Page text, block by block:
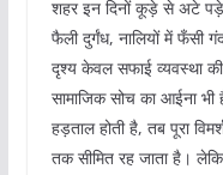
शहर इन दिनों कूड़े से अटे
फैली दुर्गंध, नालियों में
दृश्य केवल सफाई व्यवस्था की
सामाजिक सोच का आईना
हड़ताल होती है, तब पूरा
तक सीमित रह जाता है।